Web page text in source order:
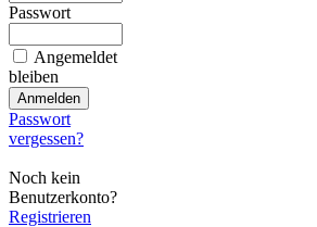
Passwort
Angemeldet
bleiben
Passwort
vergessen?
Noch kein
Benutzerkonto?
Registrieren